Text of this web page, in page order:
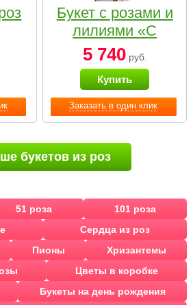
Заказать в один клик
Букет с розами и
лилиями «С
наилучшими
пожеланиями»
5 740руб.
Купить
букетов из роз
51 роза
101 роза
Сердца из роз
Пионы
Хризантемы
Цветы в коробке
Букеты на день рождения